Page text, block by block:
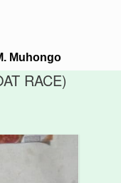
Muhongo
RACE)